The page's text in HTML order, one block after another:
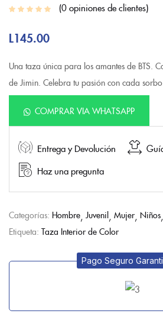
0opiniones de clientes
L145.00
Una taza única para los amantes de BTS.
de Jimin. Celebra tu pasión con cada
COMPRAR VIA WHATSAPP
Entrega y Devolución
Haz una pregunta
Categorías: Hombre Juvenil Mujer Niños
Etiqueta: Taza Interior de Color
Pago Seguro